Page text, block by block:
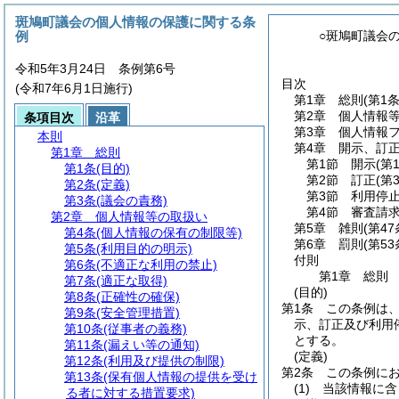
○斑鳩町議会
目次
第1章
総則 (第1
第2章
個人情報
第3章
個人情報
第4章
開示、訂
第1節
開示(第
第2節
訂正(第
第3節
利用停
第4節
審査請
第5章
雑則 (第47
第6章
罰則 (第53
付則
第1章
総則
(目的)
第1条
この条例は
示、訂正及び利用
とする。
(定義)
第2条
この条例に
(1)
当該情報に
斑鳩町議会の個人情報の保護に関する条
例
令和5年3月24日 条例第6号
(令和7年6月1日施行)
条項目次
沿革
本則
第1章
総則
第1条(目的)
第2条(定義)
第3条(議会の責務)
第2章
個人情報等の取扱い
第4条(個人情報の保有の制限等)
第5条(利用目的の明示)
第6条(不適正な利用の禁止)
第7条(適正な取得)
第8条(正確性の確保)
第9条(安全管理措置)
第10条(従事者の義務)
第11条(漏えい等の通知)
第12条(利用及び提供の制限)
第13条(保有個人情報の提供を受け
る者に対する措置要求)